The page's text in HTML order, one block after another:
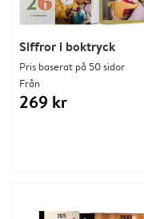
Siffror i boktryck
Pris baserat på 50 sidor
Från
269 kr